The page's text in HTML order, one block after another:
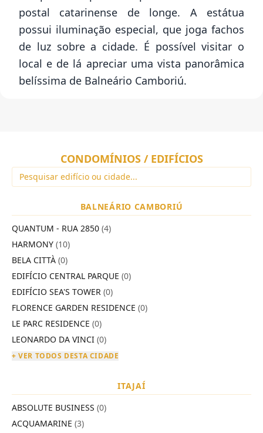
postal catarinense de longe. A estátua
possui iluminação especial, que joga fachos
de luz sobre a cidade. É possível visitar o
local e de lá apreciar uma vista panorâmica
belíssima de Balneário Camboriú.
CONDOMÍNIOS / EDIFÍCIOS
BALNEÁRIO CAMBORIÚ
QUANTUM - RUA 2850 (4)
HARMONY (10)
BELA CITTÀ (0)
EDIFÍCIO CENTRAL PARQUE (0)
EDIFÍCIO SEA'S TOWER (0)
FLORENCE GARDEN RESIDENCE (0)
LE PARC RESIDENCE (0)
LEONARDO DA VINCI (0)
+ VER TODOS DESTA CIDADE
ITAJAÍ
ABSOLUTE BUSINESS (0)
ACQUAMARINE (3)